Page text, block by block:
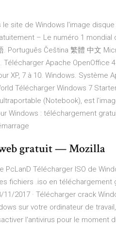
site de Windows l'image
– Le numéro 1 mondial
Português Čeština 繁體 中文
Télécharger Apache OpenOffice
XP, 7 à 10. Windows. Système
Télécharger Windows 7
(Notebook), est
Windows : téléchargement
gratuit — Mozilla
Télécharger ISO de
fichiers .iso en téléchargement
2017 · Télécharger crack
sur votre ordinateur de
l'antivirus pour le moment